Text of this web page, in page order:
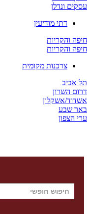
עסקים ונדלן
דתי מודיעין
חיפה והקריות
חיפה והקריות
צרכנות מקומית
תל אביב
דרום השרון
אשדוד/אשקלון
באר שבע
ערי הצפון